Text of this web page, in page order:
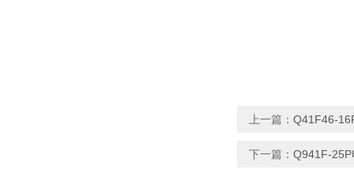
上一篇： Q41F46-
下一篇： Q941F-